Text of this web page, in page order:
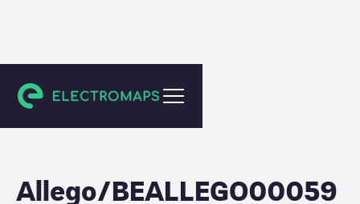
Gent
Allego/BEALLEGO00059